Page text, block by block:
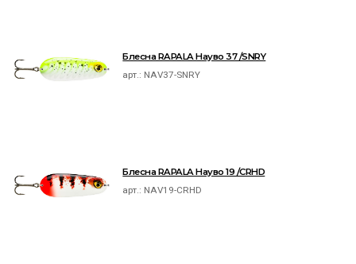
Блесна RAPALA Науво 37 /SNRY
арт.: NAV37-SNRY
Блесна RAPALA Науво 19 /CRHD
арт.: NAV19-CRHD